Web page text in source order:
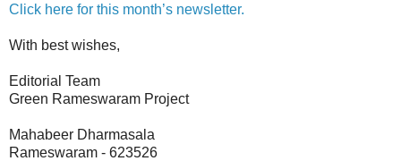
Click here for this month’s newsletter.
With best wishes,
Editorial Team
Green Rameswaram Project
Mahabeer Dharmasala
Rameswaram - 623526